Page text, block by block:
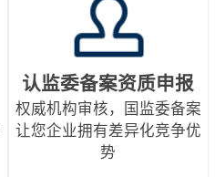
认监委备案资质申报
权威机构审核，国监委备案
让您企业拥有差异化竞争优
势